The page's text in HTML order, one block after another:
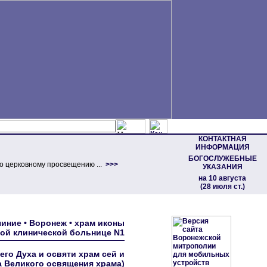
КОНТАКТНАЯ
ИНФОРМАЦИЯ
БОГОСЛУЖЕБНЫЕ
УКАЗАНИЯ
на 10 августа
(28 июля ст.)
церковному просвещению ... >>>
• Воронеж • храм иконы
клинической больнице N1
Духа и освяти храм сей и
освящения храма)